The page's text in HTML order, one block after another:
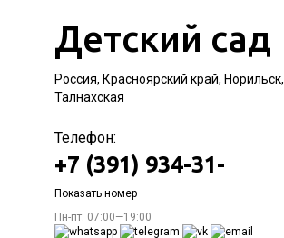
Детский сад
Россия, Красноярский край, Норильск,
Талнахская
Телефон:
+7 (391) 934-31-
Показать номер
Пн-пт: 07:00—19:00